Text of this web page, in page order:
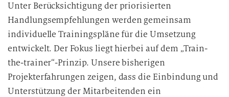
Unter Berücksichtigung der priorisierten
Handlungsempfehlungen werden gemeinsam
individuelle Trainingspläne für die Umsetzung
entwickelt. Der Fokus liegt hierbei auf dem „Train-
the-trainer“-Prinzip. Unsere bisherigen
Projekterfahrungen zeigen, dass die Einbindung und
Unterstützung der Mitarbeitenden ein